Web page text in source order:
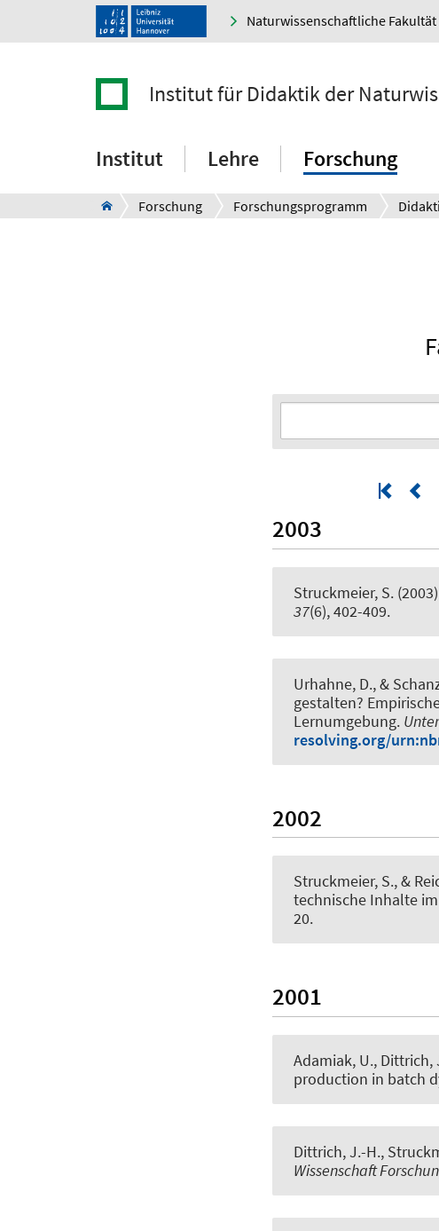
Naturwissenschaftliche Fakultät
Institut für Didaktik der
Institut Lehre Forschung
Forschung Forschungsprogramm
2003
Struckmeier, S.
37(6), 402-409.
Urhahne, D., &
gestalten?
Lernumgebung.
resolving.org/
2002
Struckmeier, S., &
technische Inhalte
20.
2001
Adamiak, U., Dittrich,
production in batch
Dittrich, J.-H.,
Wissenschaft